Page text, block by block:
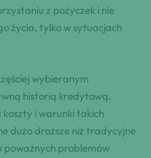
z pożyczek i nie
życia, tylko w sytuacjach
wybieranym
historią kredytową.
i warunki takich
dużo droższe niż tradycyjne
problemów